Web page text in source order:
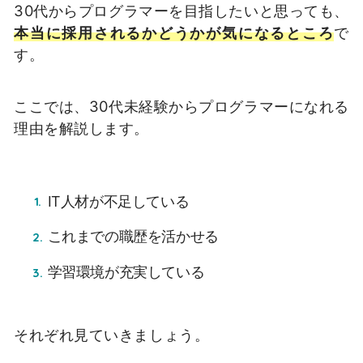
30代からプログラマーを目指したいと思っても、
本当に採用されるかどうかが気になるところで
す。
ここでは、30代未経験からプログラマーになれる
理由を解説します。
IT人材が不足している
これまでの職歴を活かせる
学習環境が充実している
それぞれ見ていきましょう。